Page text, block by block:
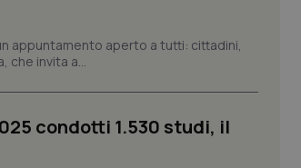
appuntamento aperto a tutti: cittadini,
che invita a...
condotti 1.530 studi, il
correttamente senza questi cookie.